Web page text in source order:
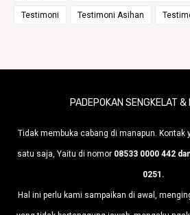
Testimoni Testimoni Asihan
PADEPOKAN SENGKELAT &
Tidak membuka cabang di manapun. Kontak
satu saja, Yaitu di nomor 08533 0000 442
0251.
Hal ini perlu kami sampaikan di awal,